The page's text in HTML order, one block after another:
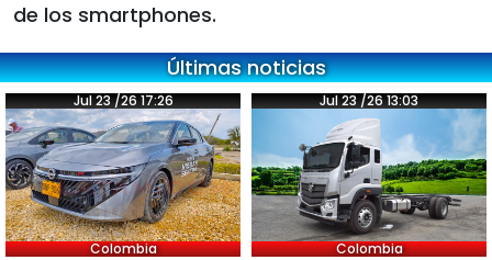
de los smartphones.
Últimas noticias
Jul 23 /26 17:26
Colombia
Jul 23 /26 13:03
Colombia